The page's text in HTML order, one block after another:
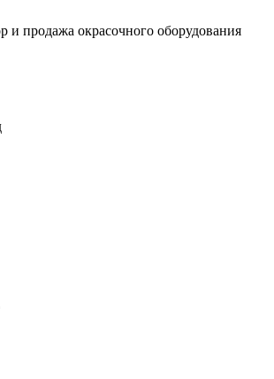
и продажа окрасочного оборудования